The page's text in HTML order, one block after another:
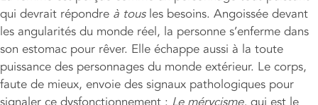
qui devrait répondre à tousles besoins. Angoissée devant
les angularités du monde réel, la personne s’enferme dans
son estomac pour rêver. Elle échappe aussi à la toute
puissance des personnages du monde extérieur. Le corps,
faute de mieux, envoie des signaux pathologiques pour
signaler ce dysfonctionnement : Le mérycisme, qui est le